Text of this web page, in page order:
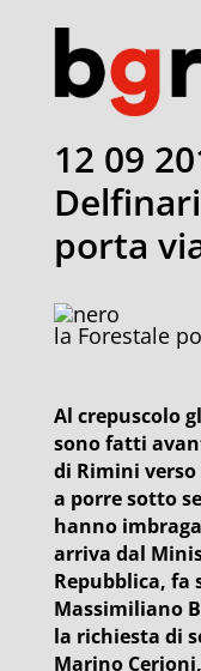
12 09
porta
la Forestale
Al crepuscolo
sono fatti
di Rimini
a porre sotto
hanno
arriva dal
Repubblica, fa
Massimiliano
la richiesta di
Marino